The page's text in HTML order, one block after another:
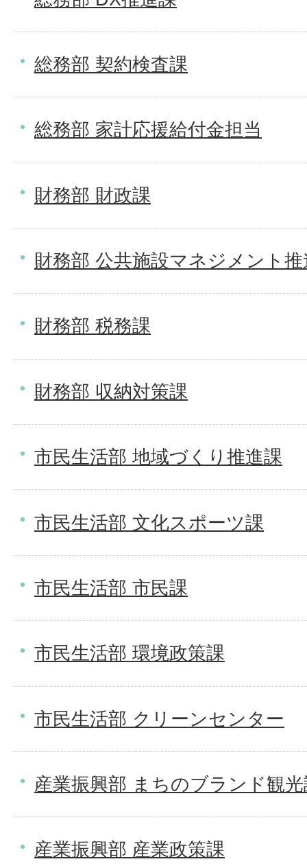
総務部 契約検査課
総務部 家計応援給付金担当
財務部 財政課
財務部 公共施設マネジメント
財務部 税務課
財務部 収納対策課
市民生活部 地域づくり推進課
市民生活部 文化スポーツ課
市民生活部 市民課
市民生活部 環境政策課
市民生活部 クリーンセンター
産業振興部 まちのブランド観
産業振興部 産業政策課